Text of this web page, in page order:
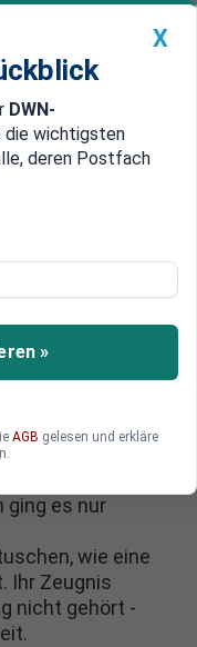
Premium
China
gegen
die Banken mit
nutzte die
zu füllen und
ging es nur
wie eine
Ihr Zeugnis
nicht gehört -
X
DWN-
die wichtigsten
deren Postfach
»
AGB gelesen und erkläre